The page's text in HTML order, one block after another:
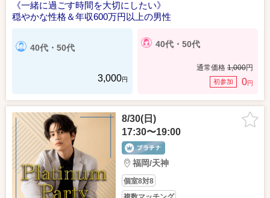
《一緒に過ごす時間を大切にしたい》
穏やかな性格＆年収600万円以上の男性
40代・50代
3,000円
40代・50代
通常価格 1,000円
初参加 0円
8/30(日)
17:30〜19:00
福岡/天神
個室8対8